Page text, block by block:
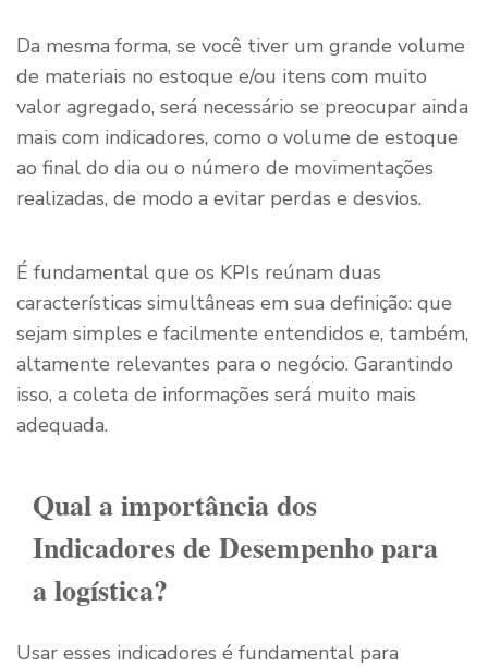
Da mesma forma, se você tiver um grande volume
de materiais no estoque e/ou itens com muito
valor agregado, será necessário se preocupar ainda
mais com indicadores, como o volume de estoque
ao final do dia ou o número de movimentações
realizadas, de modo a evitar perdas e desvios.
É fundamental que os KPIs reúnam duas
características simultâneas em sua definição: que
sejam simples e facilmente entendidos e, também,
altamente relevantes para o negócio. Garantindo
isso, a coleta de informações será muito mais
adequada.
Qual a importância dos
Indicadores de Desempenho para
a logística?
Usar esses indicadores é fundamental para